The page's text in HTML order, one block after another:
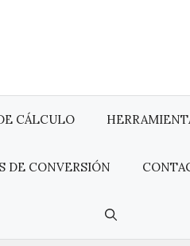
CÁLCULO
DE CONVERSIÓN